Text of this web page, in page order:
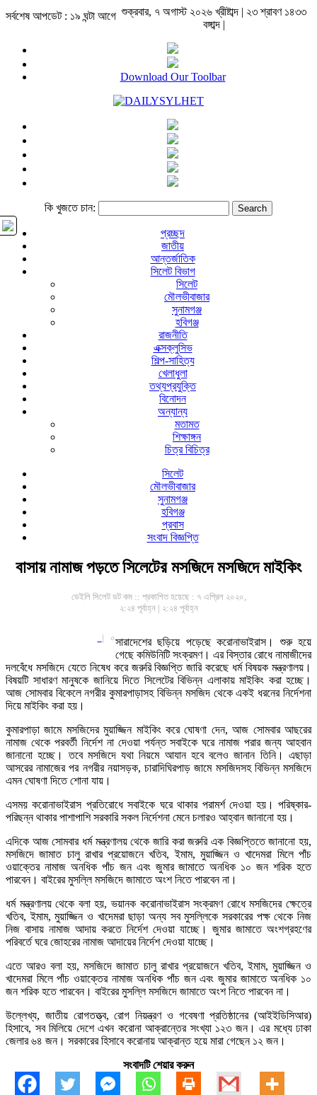
সর্বশেষ আপডেট : ১৯ ঘন্টা আগে শুক্রবার, ৭ অগাস্ট ২০২৬ খ্রীষ্টাব্দ | ২৩ শ্রাবণ ১৪৩৩
বঙ্গাব্দ |
Download Our Toolbar
কি খুজতে চান:
প্রচ্ছদ
জাতীয়
আন্তর্জাতিক
সিলেট বিভাগ
সিলেট
মৌলভীবাজার
সুনামগঞ্জ
হবিগঞ্জ
রাজনীতি
এক্সক্লুসিভ
শিল্প-সাহিত্য
খেলাধুলা
তথ্যপ্রযুক্তি
বিনোদন
অন্যান্য
মতামত
শিক্ষাঙ্গন
চিত্র বিচিত্র
সিলেট
মৌলভীবাজার
সুনামগঞ্জ
হবিগঞ্জ
প্রবাস
সংবাদ বিজ্ঞপ্তি
বাসায় নামাজ পড়তে সিলেটের মসজিদে মসজিদে মাইকিং
ডেইলি সিলেট ডট কম :: প্রকাশিত হয়েছে : ৭ এপ্রিল ২০২০,
২:২৪ পূর্বাহ্ন | ২:২৪ পূর্বাহ্ন
| ০সারাদেশের ছড়িয়ে পড়েছে করোনাভাইরাস। শুরু হয়ে
গেছে কমিউনিটি সংক্রমণ। এর বিস্তার রোধে নামাজীদের
দলবেঁধে মসজিদে যেতে নিষেধ করে জরুরি বিজ্ঞপ্তি জারি করেছে ধর্ম বিষয়ক মন্ত্রণালয়।
বিষয়টি সাধারণ মানুষকে জানিয়ে দিতে সিলেটের বিভিন্ন এলাকায় মাইকিং করা হচ্ছে।
আজ সোমবার বিকেলে নগরীর কুমারপাড়াসহ বিভিন্ন মসজিদ থেকে একই ধরনের নির্দেশনা
দিয়ে মাইকিং করা হয়।
কুমারপাড়া জামে মসজিদের মুয়াজ্জিন মাইকিং করে ঘোষণা দেন, আজ সোমবার আছরের
নামাজ থেকে পরবর্তী নির্দেশ না দেওয়া পর্যন্ত সবাইকে ঘরে নামাজ পরার জন্য আহবান
জানানো হচ্ছে। তবে মসজিদে যথা নিয়মে আযান হবে বলেও জানান তিনি। এছাড়া
আসরের নামাজের পর নগরীর নয়াসড়ক, চারাদিঘিরপাড় জামে মসজিদসহ বিভিন্ন মসজিদে
এমন ঘোষণা দিতে শোনা যায়।
এসময় করোনাভাইরাস প্রতিরোধে সবাইকে ঘরে থাকার পরামর্শ দেওয়া হয়। পরিষ্কার-
পরিছন্ন থাকার পাশাপাশি সরকারি সকল নির্দেশনা মেনে চলারও আহ্বান জানানো হয়।
এদিকে আজ সোমবার ধর্ম মন্ত্রণালয় থেকে জারি করা জরুরি এক বিজ্ঞপ্তিতে জানানো হয়,
মসজিদে জামাত চালু রাখার প্রয়োজনে খতিব, ইমাম, মুয়াজ্জিন ও খাদেমরা মিলে পাঁচ
ওয়াক্তের নামাজ অনধিক পাঁচ জন এবং জুমার জামাতে অনধিক ১০ জন শরিক হতে
পারবেন। বাইরের মুসল্লি মসজিদে জামাতে অংশ নিতে পারবেন না।
ধর্ম মন্ত্রণালয় থেকে বলা হয়, ভয়ানক করোনাভাইরাস সংক্রমণ রোধে মসজিদের ক্ষেত্রে
খতিব, ইমাম, মুয়াজ্জিন ও খাদেমরা ছাড়া অন্য সব মুসল্লিকে সরকারের পক্ষ থেকে নিজ
নিজ বাসায় নামাজ আদায় করতে নির্দেশ দেওয়া যাচ্ছে। জুমার জামাতে অংশগ্রহণের
পরিবর্তে ঘরে জোহরের নামাজ আদায়ের নির্দেশ দেওয়া যাচ্ছে।
এতে আরও বলা হয়, মসজিদে জামাত চালু রাখার প্রয়োজনে খতিব, ইমাম, মুয়াজ্জিন ও
খাদেমরা মিলে পাঁচ ওয়াক্তের নামাজ অনধিক পাঁচ জন এবং জুমার জামাতে অনধিক ১০
জন শরিক হতে পারবেন। বাইরের মুসল্লি মসজিদে জামাতে অংশ নিতে পারবেন না।
উল্লেখ্য, জাতীয় রোগতত্ত্ব, রোগ নিয়ন্ত্রণ ও গবেষণা প্রতিষ্ঠানের (আইইডিসিআর)
হিসাবে, সব মিলিয়ে দেশে এখন করোনা আক্রান্তের সংখ্যা ১২৩ জন। এর মধ্যে ঢাকা
জেলার ৬৪ জন। সরকারের হিসাবে করোনায় আক্রান্ত হয়ে মারা গেছেন ১২ জন।
সংবাদটি শেয়ার করুন